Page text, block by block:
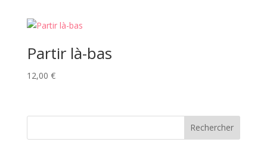
Partir là-bas
12,00 €